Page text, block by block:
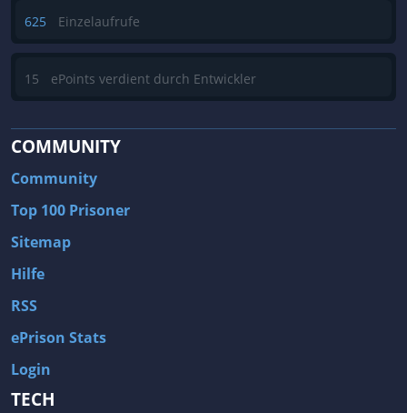
625 Einzelaufrufe
15 ePoints verdient durch Entwickler
COMMUNITY
Community
Top 100 Prisoner
Sitemap
Hilfe
RSS
ePrison Stats
Login
TECH